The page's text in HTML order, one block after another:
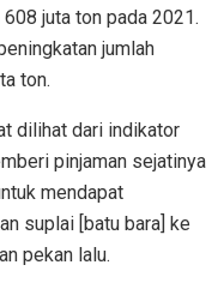
juta ton pada 2021.
jumlah
ton.
dilihat dari indikator
pinjaman sejatinya
mendapat
suplai [batu bara] ke
pekan lalu.